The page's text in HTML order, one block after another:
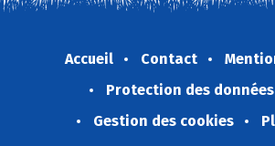
Accueil Contact
Protection des données
Gestion des cookies